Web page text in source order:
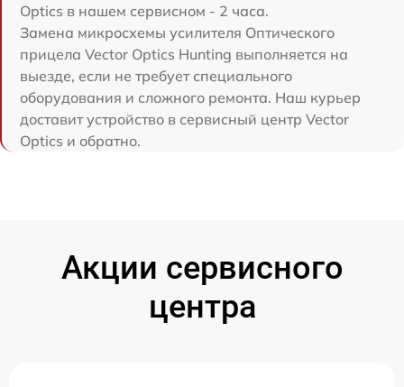
Optics в нашем сервисном - 2 часа.
Замена микросхемы усилителя Оптического
прицела Vector Optics Hunting выполняется на
выезде, если не требует специального
оборудования и сложного ремонта. Наш курьер
доставит устройство в сервисный центр Vector
Optics и обратно.
Акции сервисного
центра